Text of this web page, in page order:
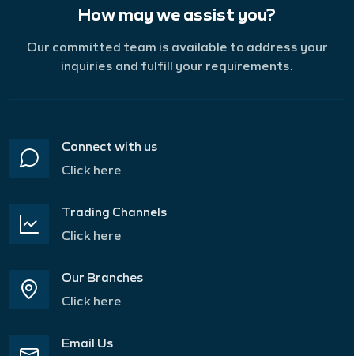
How may we assist you?
Our committed team is available to address your
inquiries and fulfill your requirements.
Connect with us
Click here
Trading Channels
Click here
Our Branches
Click here
Email Us